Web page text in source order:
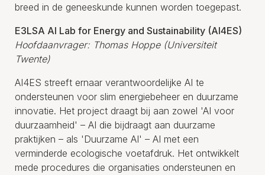
breed in de geneeskunde kunnen worden toegepast.
E3LSA AI Lab for Energy and Sustainability (AI4ES)
Hoofdaanvrager: Thomas Hoppe (Universiteit
Twente)
AI4ES streeft ernaar verantwoordelijke AI te
ondersteunen voor slim energiebeheer en duurzame
innovatie. Het project draagt bij aan zowel 'AI voor
duurzaamheid' – AI die bijdraagt aan duurzame
praktijken – als 'Duurzame AI' – AI met een
verminderde ecologische voetafdruk. Het ontwikkelt
mede procedures die organisaties ondersteunen en